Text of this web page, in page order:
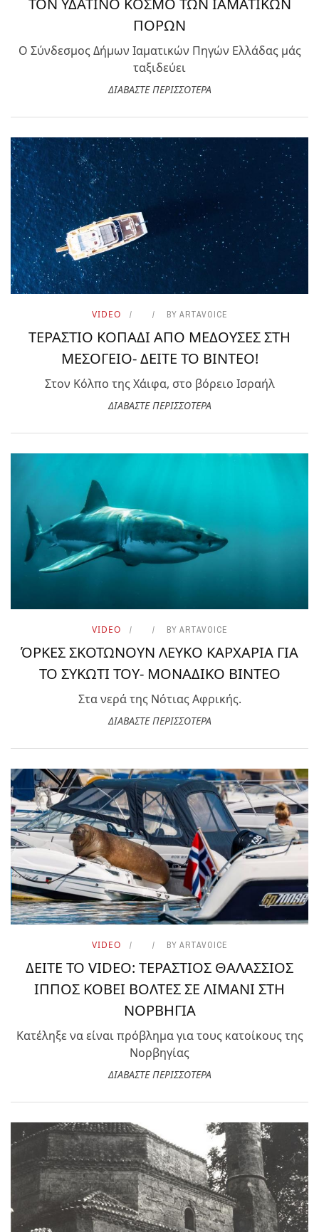
ΤΟΝ ΥΔΑΤΙΝΟ ΚΟΣΜΟ ΤΩΝ ΙΑΜΑΤΙΚΩΝ
ΠΟΡΩΝ
Ο Σύνδεσμος Δήμων Ιαματικών Πηγών Ελλάδας μάς
ταξιδεύει
ΔΙΑΒΑΣΤΕ ΠΕΡΙΣΣΟΤΕΡΑ
VIDEO BY ARTAVOICE
ΤΕΡΑΣΤΙΟ ΚΟΠΑΔΙ ΑΠΟ ΜΕΔΟΥΣΕΣ ΣΤΗ
ΜΕΣΟΓΕΙΟ- ΔΕΙΤΕ ΤΟ ΒΙΝΤΕΟ!
Στον Κόλπο της Χάιφα, στο βόρειο Ισραήλ
ΔΙΑΒΑΣΤΕ ΠΕΡΙΣΣΟΤΕΡΑ
VIDEO BY ARTAVOICE
ΌΡΚΕΣ ΣΚΟΤΩΝΟΥΝ ΛΕΥΚΟ ΚΑΡΧΑΡΙΑ ΓΙΑ
ΤΟ ΣΥΚΩΤΙ ΤΟΥ- ΜΟΝΑΔΙΚΟ ΒΙΝΤΕΟ
Στα νερά της Νότιας Αφρικής.
ΔΙΑΒΑΣΤΕ ΠΕΡΙΣΣΟΤΕΡΑ
VIDEO BY ARTAVOICE
ΔΕΙΤΕ ΤΟ VIDEO: ΤΕΡΑΣΤΙΟΣ ΘΑΛΑΣΣΙΟΣ
ΙΠΠΟΣ ΚΟΒΕΙ ΒΟΛΤΕΣ ΣΕ ΛΙΜΑΝΙ ΣΤΗ
ΝΟΡΒΗΓΙΑ
Κατέληξε να είναι πρόβλημα για τους κατοίκους της
Νορβηγίας
ΔΙΑΒΑΣΤΕ ΠΕΡΙΣΣΟΤΕΡΑ